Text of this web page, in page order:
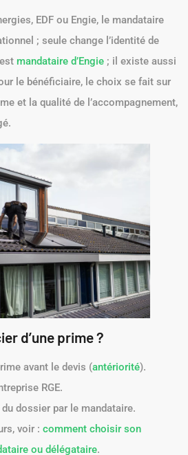
EDF ou Engie, le mandataire
; seule change l’identité de
mandataire d’Engie ; il existe aussi
le bénéficiaire, le choix se fait sur
et la qualité de l’accompagnement,
d’une prime ?
avant le devis (antériorité).
RGE.
dossier par le mandataire.
voir : comment choisir son
ou délégataire.